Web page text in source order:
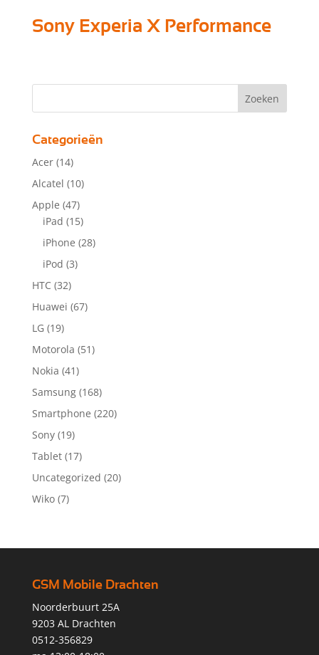
Sony Experia X Performance
Categorieën
Acer (14)
Alcatel (10)
Apple (47)
iPad (15)
iPhone (28)
iPod (3)
HTC (32)
Huawei (67)
LG (19)
Motorola (51)
Nokia (41)
Samsung (168)
Smartphone (220)
Sony (19)
Tablet (17)
Uncategorized (20)
Wiko (7)
GSM Mobile Drachten
Noorderbuurt 25A
9203 AL Drachten
0512-356829